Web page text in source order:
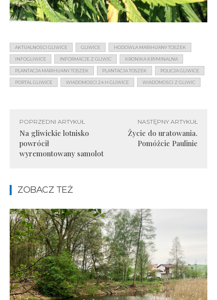
AKTUALNOŚCI GLIWICE GLIWICE HODOWLA MARIHUANY TOSZEK
INFOGLIWICE INFORMACJE Z GLIWIC KRONIKA KRYMINALNA
PLANTACJA MARIHUANY TOSZEK PLANTACJA TOSZEK POLICJA GLIWICE
PORTAL GLIWICE WIADOMOŚCI 24 H GLIWICE WIADOMOŚCI Z GLIWIC
POPRZEDNI ARTYKUŁ
Na gliwickie lotnisko
powrócił
wyremontowany samolot
NASTĘPNY ARTYKUŁ
Życie do uratowania.
Pomóżcie Paulinie
ZOBACZ TEŻ